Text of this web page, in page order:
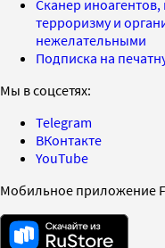
Сканер иноагентов,
терроризму и
нежелательными
Подписка на
Мы в соцсетях:
Telegram
ВКонтакте
YouTube
Мобильное приложение